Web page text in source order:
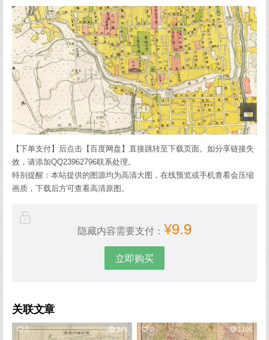
【下单支付】后点击【百度网盘】直接跳转至下载页面。如分享链接失
效，请添加QQ23962796联系处理。
特别提醒：本站提供的图源均为高清大图，在线预览或手机查看会压缩
画质，下载后方可查看高清原图。
隐藏内容需要支付： ¥9.9
立即购买
关联文章
0 945 0 1106